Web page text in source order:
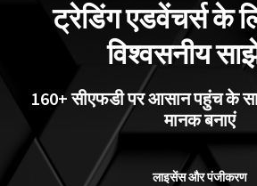
ट्रेडिंग एडवेंचर्स के
विश्वसनीय
160+ सीएफडी पर आसान पहुंच के
मानक बनाएं
लाइसेंस और पंजीकरण